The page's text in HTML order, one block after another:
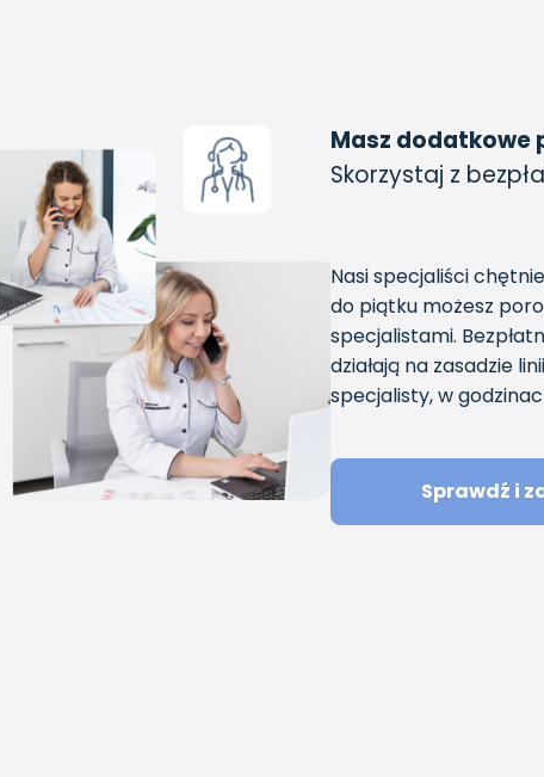
Masz dodatkowe
Skorzystaj z
Nasi specjaliści
do piątku możesz
specjalistami.
działają na zasadzie
specjalisty, w
Sprawdź i